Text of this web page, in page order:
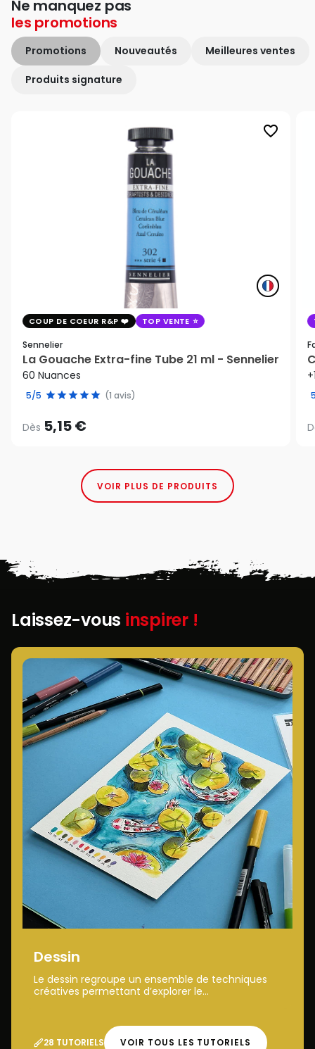
Ne manquez pas
les promotions
Promotions Nouveautés Meilleures ventes
Produits signature
favorite_border
COUP DE COEUR R&P TOP VENTE
Sennelier
La Gouache Extra-fine Tube 21 ml - Sennelier
60 Nuances
5/5 (1 avis)
Dès 5,15 €
VOIR PLUS DE PRODUITS
Laissez-vous inspirer !
Dessin
Le dessin regroupe un ensemble de techniques
créatives permettant d’explorer le...
28 TUTORIELS VOIR TOUS LES TUTORIELS